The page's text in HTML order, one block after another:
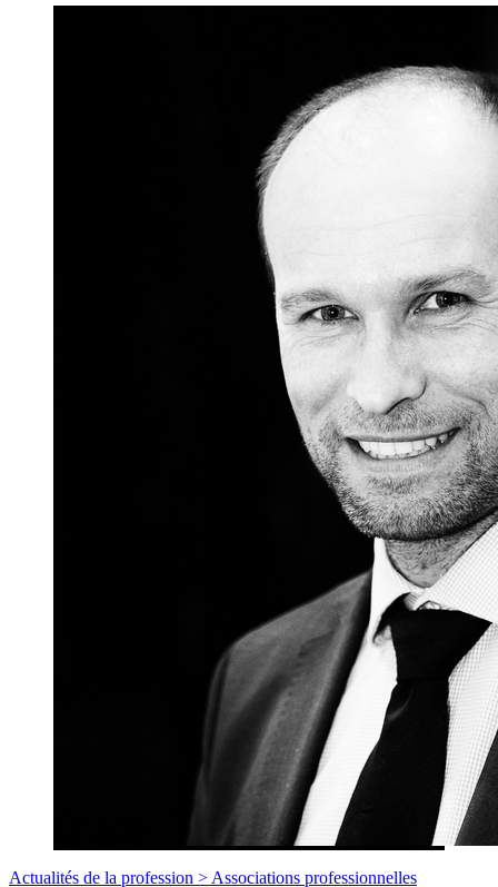
Actualités de la profession > Associations professionnelles